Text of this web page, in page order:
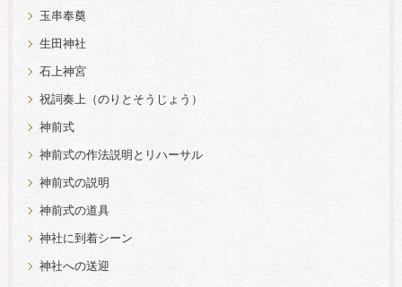
玉串奉奠
生田神社
石上神宮
祝詞奏上（のりとそうじょう）
神前式
神前式の作法説明とリハーサル
神前式の説明
神前式の道具
神社に到着シーン
神社への送迎